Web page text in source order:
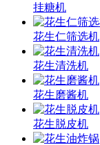
挂糖机
花生仁筛选机
花生清洗机
花生磨酱机
花生脱皮机